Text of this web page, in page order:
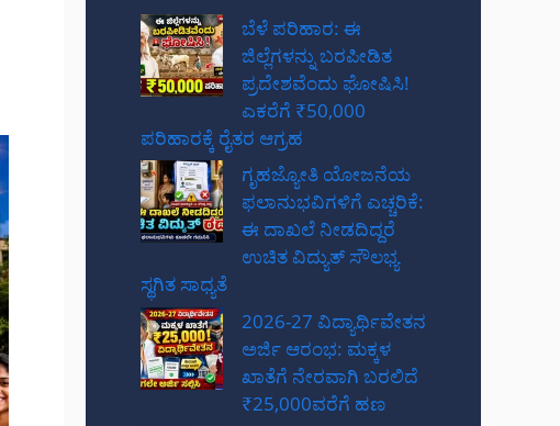
ಬೆಳೆ ಪರಿಹಾರ: ಈ
ಜಿಲ್ಲೆಗಳನ್ನು ಬರಪೀಡಿತ
ಪ್ರದೇಶವೆಂದು ಘೋಷಿಸಿ!
ಎಕರೆಗೆ ₹50,000
ಪರಿಹಾರಕ್ಕೆ ರೈತರ ಆಗ್ರಹ
ಗೃಹಜ್ಯೋತಿ ಯೋಜನೆಯ
ಫಲಾನುಭವಿಗಳಿಗೆ ಎಚ್ಚರಿಕೆ:
ಈ ದಾಖಲೆ ನೀಡದಿದ್ದರೆ
ಉಚಿತ ವಿದ್ಯುತ್ ಸೌಲಭ್ಯ
ಸ್ಥಗಿತ ಸಾಧ್ಯತೆ
2026-27 ವಿದ್ಯಾರ್ಥಿವೇತನ
ಅರ್ಜಿ ಆರಂಭ: ಮಕ್ಕಳ
ಖಾತೆಗೆ ನೇರವಾಗಿ ಬರಲಿದೆ
₹25,000ವರೆಗೆ ಹಣ